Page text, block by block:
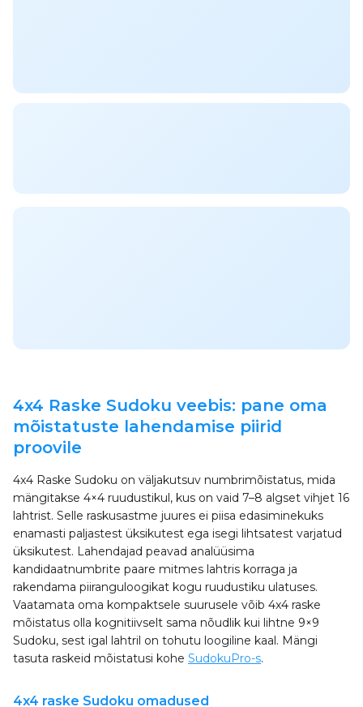
4x4 Raske Sudoku veebis: pane oma
mõistatuste lahendamise piirid
proovile
4x4 Raske Sudoku on väljakutsuv numbrimõistatus, mida
mängitakse 4×4 ruudustikul, kus on vaid 7–8 algset vihjet 16
lahtrist. Selle raskusastme juures ei piisa edasiminekuks
enamasti paljastest üksikutest ega isegi lihtsatest varjatud
üksikutest. Lahendajad peavad analüüsima
kandidaatnumbrite paare mitmes lahtris korraga ja
rakendama piiranguloogikat kogu ruudustiku ulatuses.
Vaatamata oma kompaktsele suurusele võib 4x4 raske
mõistatus olla kognitiivselt sama nõudlik kui lihtne 9×9
Sudoku, sest igal lahtril on tohutu loogiline kaal. Mängi
tasuta raskeid mõistatusi kohe SudokuPro-s.
4x4 raske Sudoku omadused